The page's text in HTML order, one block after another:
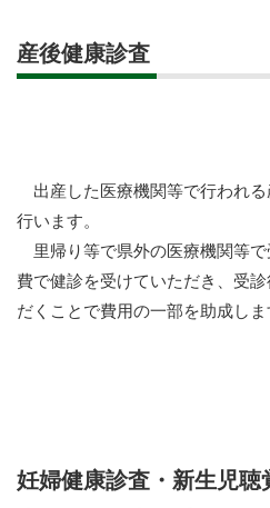
産後健康診査
出産した医療機関等で行われ
行います。
里帰り等で県外の医療機関等
費で健診を受けていただき、受
だくことで費用の一部を助成しま
妊婦健康診査・新生児